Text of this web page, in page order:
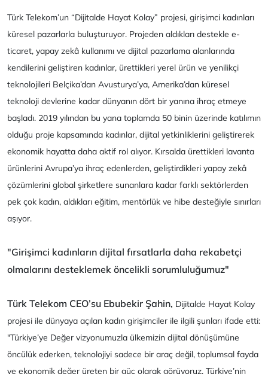
Türk Telekom’un “Dijitalde Hayat Kolay” projesi, girişimci kadınları
küresel pazarlarla buluşturuyor. Projeden aldıkları destekle e-
ticaret, yapay zekâ kullanımı ve dijital pazarlama alanlarında
kendilerini geliştiren kadınlar, ürettikleri yerel ürün ve yenilikçi
teknolojileri Belçika’dan Avusturya’ya, Amerika’dan küresel
teknoloji devlerine kadar dünyanın dört bir yanına ihraç etmeye
başladı. 2019 yılından bu yana toplamda 50 binin üzerinde katılımın
olduğu proje kapsamında kadınlar, dijital yetkinliklerini geliştirerek
ekonomik hayatta daha aktif rol alıyor. Kırsalda ürettikleri lavanta
ürünlerini Avrupa’ya ihraç edenlerden, geliştirdikleri yapay zekâ
çözümlerini global şirketlere sunanlara kadar farklı sektörlerden
pek çok kadın, aldıkları eğitim, mentörlük ve hibe desteğiyle sınırları
aşıyor.
"Girişimci kadınların dijital fırsatlarla daha rekabetçi
olmalarını desteklemek öncelikli sorumluluğumuz"
Türk Telekom CEO’su Ebubekir Şahin, Dijitalde Hayat Kolay
projesi ile dünyaya açılan kadın girişimciler ile ilgili şunları ifade etti:
"Türkiye’ye Değer vizyonumuzla ülkemizin dijital dönüşümüne
öncülük ederken, teknolojiyi sadece bir araç değil, toplumsal fayda
ve ekonomik değer üreten bir güç olarak görüyoruz. Türkiye’nin